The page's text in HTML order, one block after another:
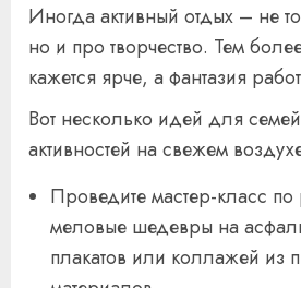
Иногда активный отдых – не
но и про творчество. Тем
кажется ярче, а фантазия
Вот несколько идей для
активностей на свежем
Проведите мастер-класс
меловые шедевры на
плакатов или коллажей из